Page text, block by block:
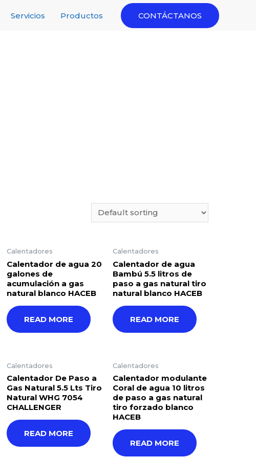
Servicios Productos CONTÁCTANOS
Calentadores
Calentador de agua 20
galones de
acumulación a gas
natural blanco HACEB
READ MORE
Calentadores
Calentador de agua
Bambú 5.5 litros de
paso a gas natural tiro
natural blanco HACEB
READ MORE
Calentadores
Calentador De Paso a
Gas Natural 5.5 Lts Tiro
Natural WHG 7054
CHALLENGER
READ MORE
Calentadores
Calentador modulante
Coral de agua 10 litros
de paso a gas natural
tiro forzado blanco
HACEB
READ MORE